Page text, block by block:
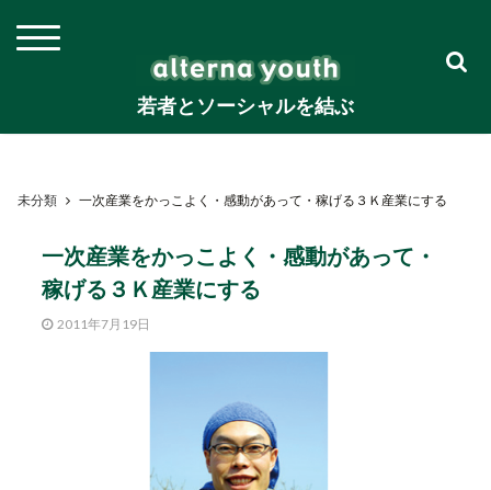
若者とソーシャルを結ぶ
未分類 一次産業をかっこよく・感動があって・稼げる３Ｋ産業にする
一次産業をかっこよく・感動があって・
稼げる３Ｋ産業にする
2011年7月19日